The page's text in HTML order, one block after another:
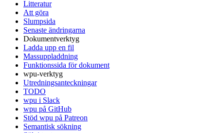
Litteratur
Att göra
Slumpsida
Senaste ändringarna
Dokumentverktyg
Ladda upp en fil
Massuppladdning
Funktionssida för dokument
wpu-verktyg
Utredningsanteckningar
TODO
wpu i Slack
wpu på GitHub
Stöd wpu på Patreon
Semantisk sökning